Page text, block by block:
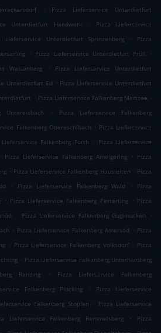
.
Pizza Lieferservice Unterdietfurt
Unterdietfurt Handwerk .
Pizza Lieferservice
Lieferservice Unterdietfurt Sprinzenberg .
Pizza
. Pizza Lieferservice Unterdietfurt Prüll
.
Waisenberg
.
Pizza Lieferservice Unterdietfurt
Unterdietfurt Ed . Pizza Lieferservice Unterdietfurt
. Pizza Lieferservice Falkenberg Mertsee .
Untereisbach
.
Pizza Lieferservice Falkenberg
Falkenberg Obereschlbach . Pizza Lieferservice
Lieferservice Falkenberg Furth . Pizza Lieferservice
. Pizza Lieferservice Falkenberg Amelgering . Pizza
. Pizza Lieferservice Falkenberg Hausleiten . Pizza
. Pizza Lieferservice Falkenberg Wald .
Pizza
. Pizza Lieferservice Falkenberg Perterting . Pizza
. Pizza Lieferservice Falkenberg Guglmucken
.
. Pizza Lieferservice Falkenberg Amersöd . Pizza
. Pizza Lieferservice Falkenberg Volksdorf . Pizza
. Pizza Lieferservice Falkenberg Unterhamberg
Ranzing .
Pizza Lieferservice Falkenberg
Falkenberg Plöcking .
Pizza Lieferservice
Falkenberg Stopfen . Pizza Lieferservice
Lieferservice Falkenberg Remmelsberg .
Pizza